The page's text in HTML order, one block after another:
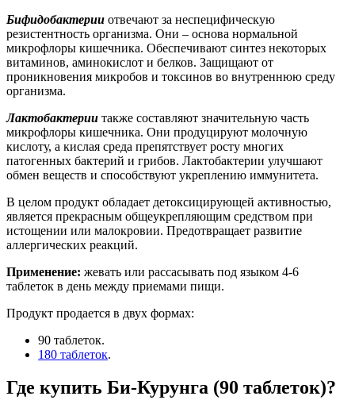
Бифидобактерии отвечают за неспецифическую
резистентность организма. Они – основа нормальной
микрофлоры кишечника. Обеспечивают синтез некоторых
витаминов, аминокислот и белков. Защищают от
проникновения микробов и токсинов во внутреннюю среду
организма.
Лактобактерии также составляют значительную часть
микрофлоры кишечника. Они продуцируют молочную
кислоту, а кислая среда препятствует росту многих
патогенных бактерий и грибов. Лактобактерии улучшают
обмен веществ и способствуют укреплению иммунитета.
В целом продукт обладает детоксицирующей активностью,
является прекрасным общеукрепляющим средством при
истощении или малокровии. Предотвращает развитие
аллергических реакций.
Применение: жевать или рассасывать под языком 4-6
таблеток в день между приемами пищи.
Продукт продается в двух формах:
90 таблеток.
180 таблеток.
Где купить Би-Курунга (90 таблеток)?